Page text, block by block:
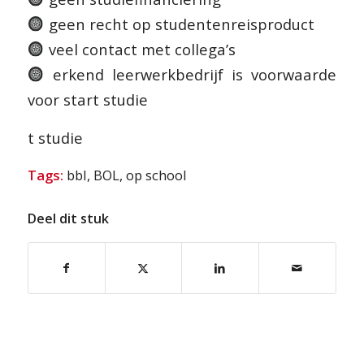
geen recht op studentenreisproduct
veel contact met collega’s
erkend leerwerkbedrijf is voorwaarde
voor start studie
t studie
Tags: bbl, BOL, op school
Deel dit stuk